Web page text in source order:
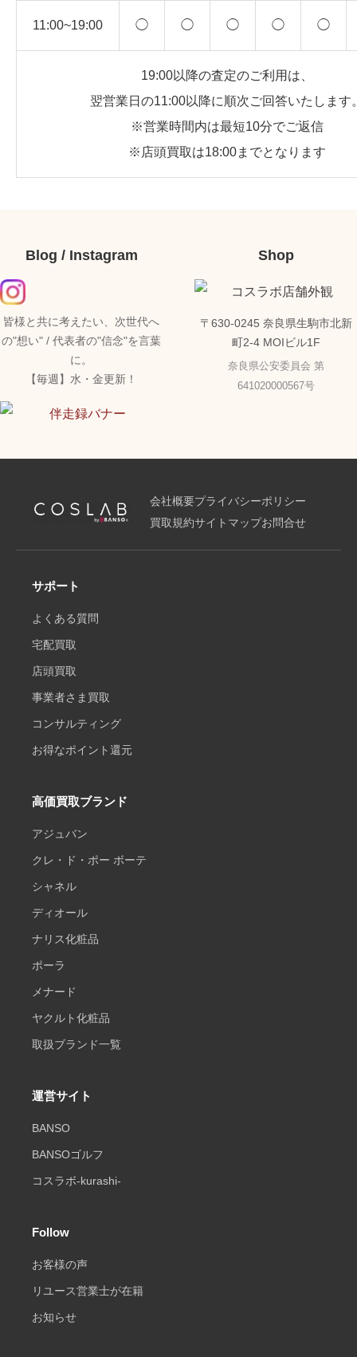
11:00~19:00 ◯ ◯ ◯ ◯ ◯
19:00以降の査定のご利用は、
翌営業日の11:00以降に順次ご回答いたします
※営業時間内は最短10分でご返信
※店頭買取は18:00までとなります
Blog / Instagram
皆様と共に考えたい、次世代へ
の"想い" / 代表者の"信念"を言葉
に。
【毎週】水・金更新！
Shop
〒630-0245 奈良県生駒市北新
町2-4 MOIビル1F
奈良県公安委員会 第
641020000567号
会社概要プライバシーポリシー
買取規約サイトマップお問合せ
サポート
よくある質問
宅配買取
店頭買取
事業者さま買取
コンサルティング
お得なポイント還元
高価買取ブランド
アジュバン
クレ・ド・ポー ボーテ
シャネル
ディオール
ナリス化粧品
ポーラ
メナード
ヤクルト化粧品
取扱ブランド一覧
運営サイト
BANSO
BANSOゴルフ
コスラボ-kurashi-
Follow
お客様の声
リユース営業士が在籍
お知らせ